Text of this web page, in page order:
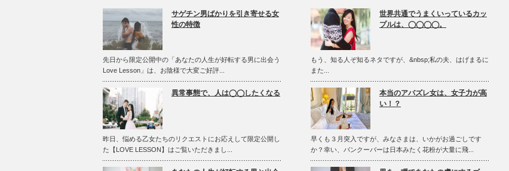
サゲチン男ばかりを引き寄せる女
性の特徴
先日から限定公開中の「あなたの人生が好転する男に出会う
Love Lesson」は、お陰様で大変ご好評...
異常事態で、人は◯◯したくなる
昨日、悩める乙女たちのリクエストにお応えして限定公開し
た【LOVE LESSON】はご覧いただきまし...
世界共通でうまくいっているカッ
プルは、◯◯◯◯。
もう、知る人ぞ知るネタですが、&nbsp;私の夫、はげまるに
また...
本当のアバズレ女は、女子力が高
い！？
早くも３月突入ですが、みなさまは、いかがお過ごしです
か？幸い、バンクーバーは日本みたく花粉が大量に飛...